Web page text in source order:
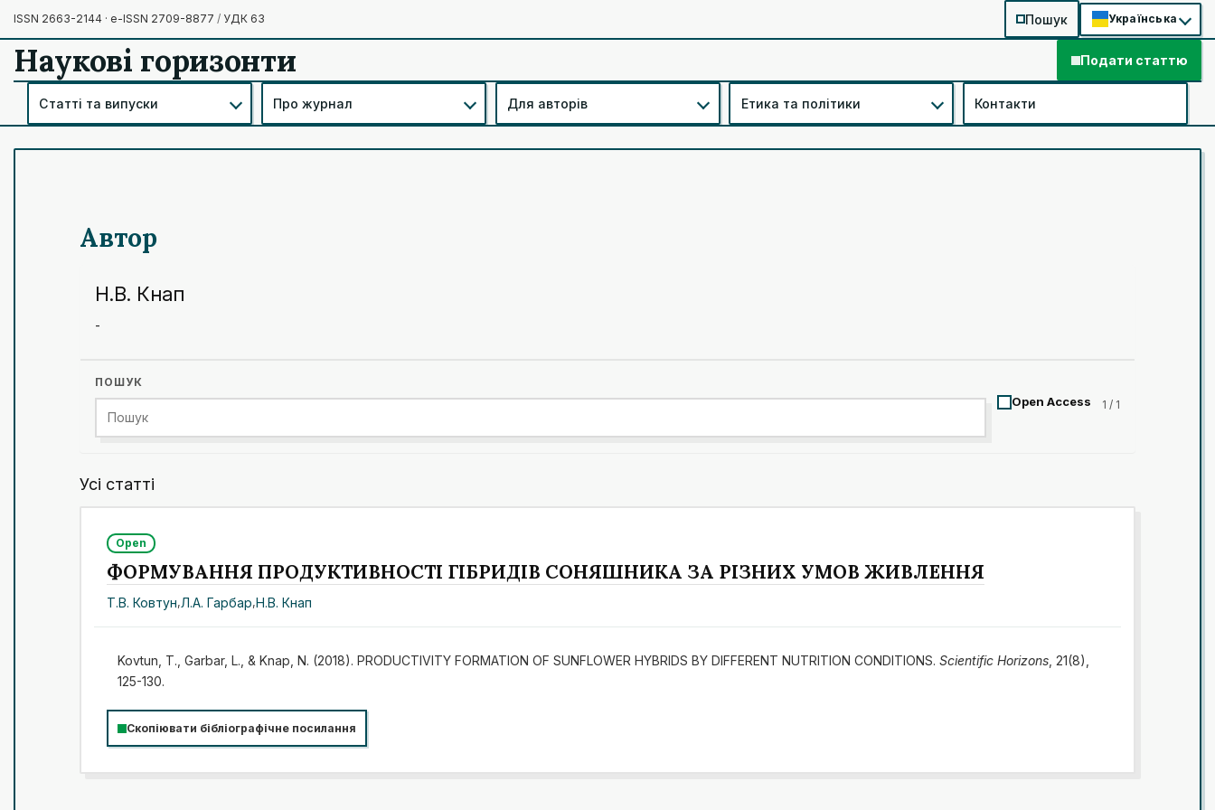
ISSN 2663-2144 · e-ISSN 2709-8877 / УДК 63 Пошук Українська
Наукові горизонти Подати статтю
Статті та випуски Про журнал Для авторів Етика та політики Контакти
Автор
Н.В. Кнап
-
ПОШУК
Open Access 1 / 1
Усі статті
Open
ФОРМУВАННЯ ПРОДУКТИВНОСТІ ГІБРИДІВ СОНЯШНИКА ЗА РІЗНИХ УМОВ ЖИВЛЕННЯ
Т.В. Ковтун,Л.А. Гарбар,Н.В. Кнап
Kovtun, T., Garbar, L., & Knap, N. (2018). PRODUCTIVITY FORMATION OF SUNFLOWER HYBRIDS BY DIFFERENT NUTRITION CONDITIONS. Scientific Horizons, 21(8),
125-130.
Скопіювати бібліографічне посилання